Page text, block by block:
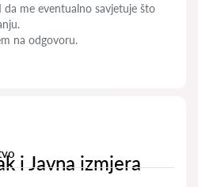
me eventualno savjetuje što
na odgovoru.
i Javna izmjera